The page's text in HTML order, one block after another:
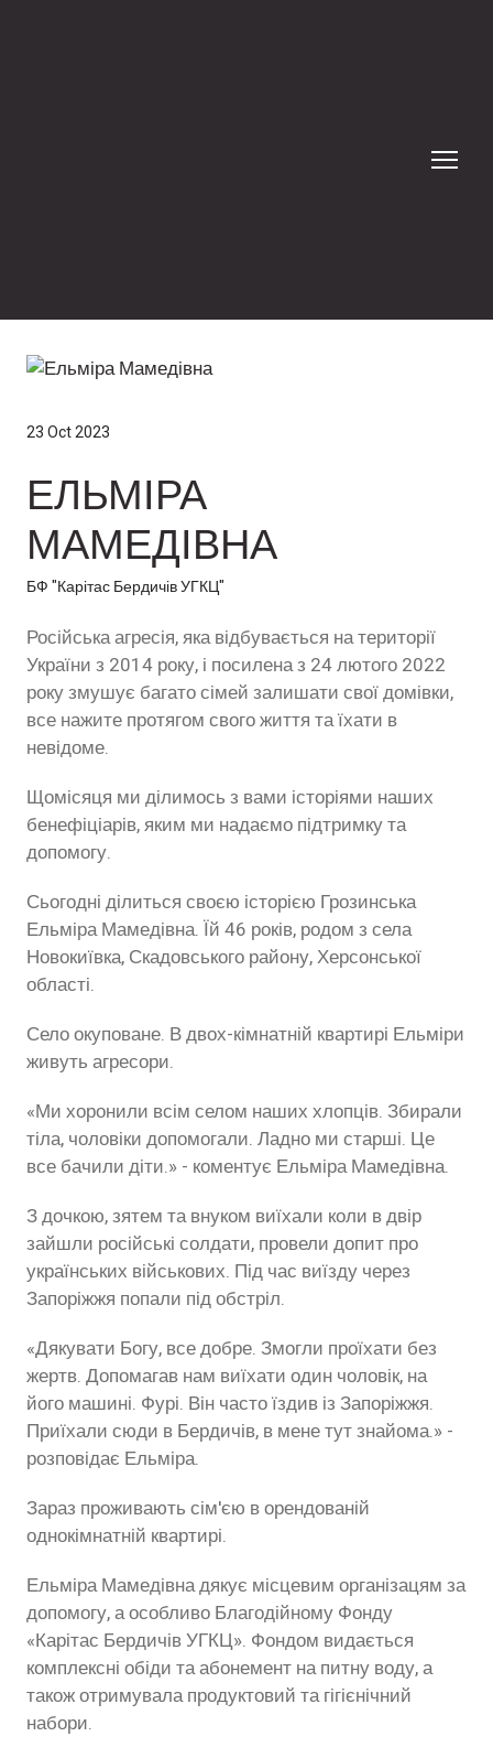
23 Oct 2023
ЕЛЬМІРА
МАМЕДІВНА
БФ "Карітас Бердичів УГКЦ"
Російська агресія, яка відбувається на території
України з 2014 року, і посилена з 24 лютого 2022
року змушує багато сімей залишати свої домівки,
все нажите протягом свого життя та їхати в
невідоме.
Щомісяця ми ділимось з вами історіями наших
бенефіціарів, яким ми надаємо підтримку та
допомогу.
Сьогодні ділиться своєю історією Грозинська
Ельміра Мамедівна. Їй 46 років, родом з села
Новокиївка, Скадовського району, Херсонської
області.
Село окуповане. В двох-кімнатній квартирі Ельміри
живуть агресори.
«Ми хоронили всім селом наших хлопців. Збирали
тіла, чоловіки допомогали. Ладно ми старші. Це
все бачили діти.» - коментує Ельміра Мамедівна.
З дочкою, зятем та внуком виїхали коли в двір
зайшли російські солдати, провели допит про
українських військових. Під час виїзду через
Запоріжжя попали під обстріл.
«Дякувати Богу, все добре. Змогли проїхати без
жертв. Допомагав нам виїхати один чоловік, на
його машині. Фурі. Він часто їздив із Запоріжжя.
Приїхали сюди в Бердичів, в мене тут знайома.» -
розповідає Ельміра.
Зараз проживають сім'єю в орендованій
однокімнатній квартирі.
Ельміра Мамедівна дякує місцевим організацям за
допомогу, а особливо Благодійному Фонду
«Карітас Бердичів УГКЦ». Фондом видається
комплексні обіди та абонемент на питну воду, а
також отримувала продуктовий та гігієнічний
набори.